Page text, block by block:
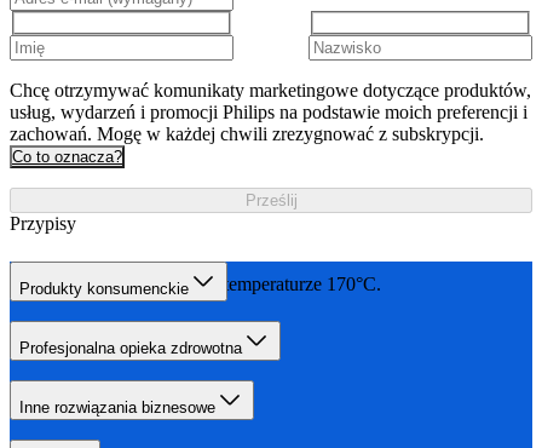
Chcę otrzymywać komunikaty marketingowe dotyczące produktów,
usług, wydarzeń i promocji Philips na podstawie moich preferencji i
zachowań. Mogę w każdej chwili zrezygnować z subskrypcji.
Co to oznacza?
Prześlij
Przypisy
W trybie SenseIQ, przy temperaturze 170°C.
Produkty konsumenckie
Profesjonalna opieka zdrowotna
Inne rozwiązania biznesowe